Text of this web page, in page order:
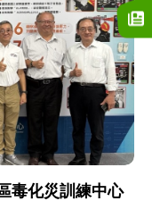
毒化災訓練中心